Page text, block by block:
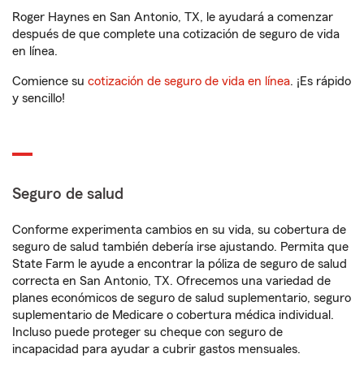
Roger Haynes en San Antonio, TX, le ayudará a comenzar
después de que complete una cotización de seguro de vida
en línea.
Comience su cotización de seguro de vida en línea. ¡Es rápido
y sencillo!
Seguro de salud
Conforme experimenta cambios en su vida, su cobertura de
seguro de salud también debería irse ajustando. Permita que
State Farm le ayude a encontrar la póliza de seguro de salud
correcta en San Antonio, TX. Ofrecemos una variedad de
planes económicos de seguro de salud suplementario, seguro
suplementario de Medicare o cobertura médica individual.
Incluso puede proteger su cheque con seguro de
incapacidad para ayudar a cubrir gastos mensuales.